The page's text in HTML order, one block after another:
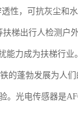
性，可抗灰尘和
梯出行人检测户
力成为扶梯行
的蓬勃发展为人
光电传感器是